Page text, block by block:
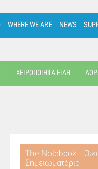
WHERE WE ARE NEWS
ΧΕΙΡΟΠΟΙΗΤΑ ΕΙΔΗ
The Notebook -
Σημειωματάριο